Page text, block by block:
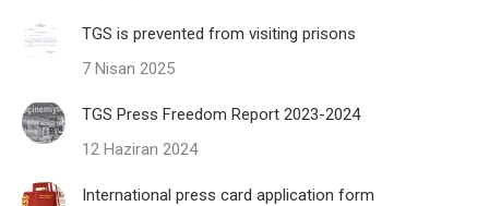
TGS is prevented from visiting prisons
7 Nisan 2025
TGS Press Freedom Report 2023-2024
12 Haziran 2024
International press card application form